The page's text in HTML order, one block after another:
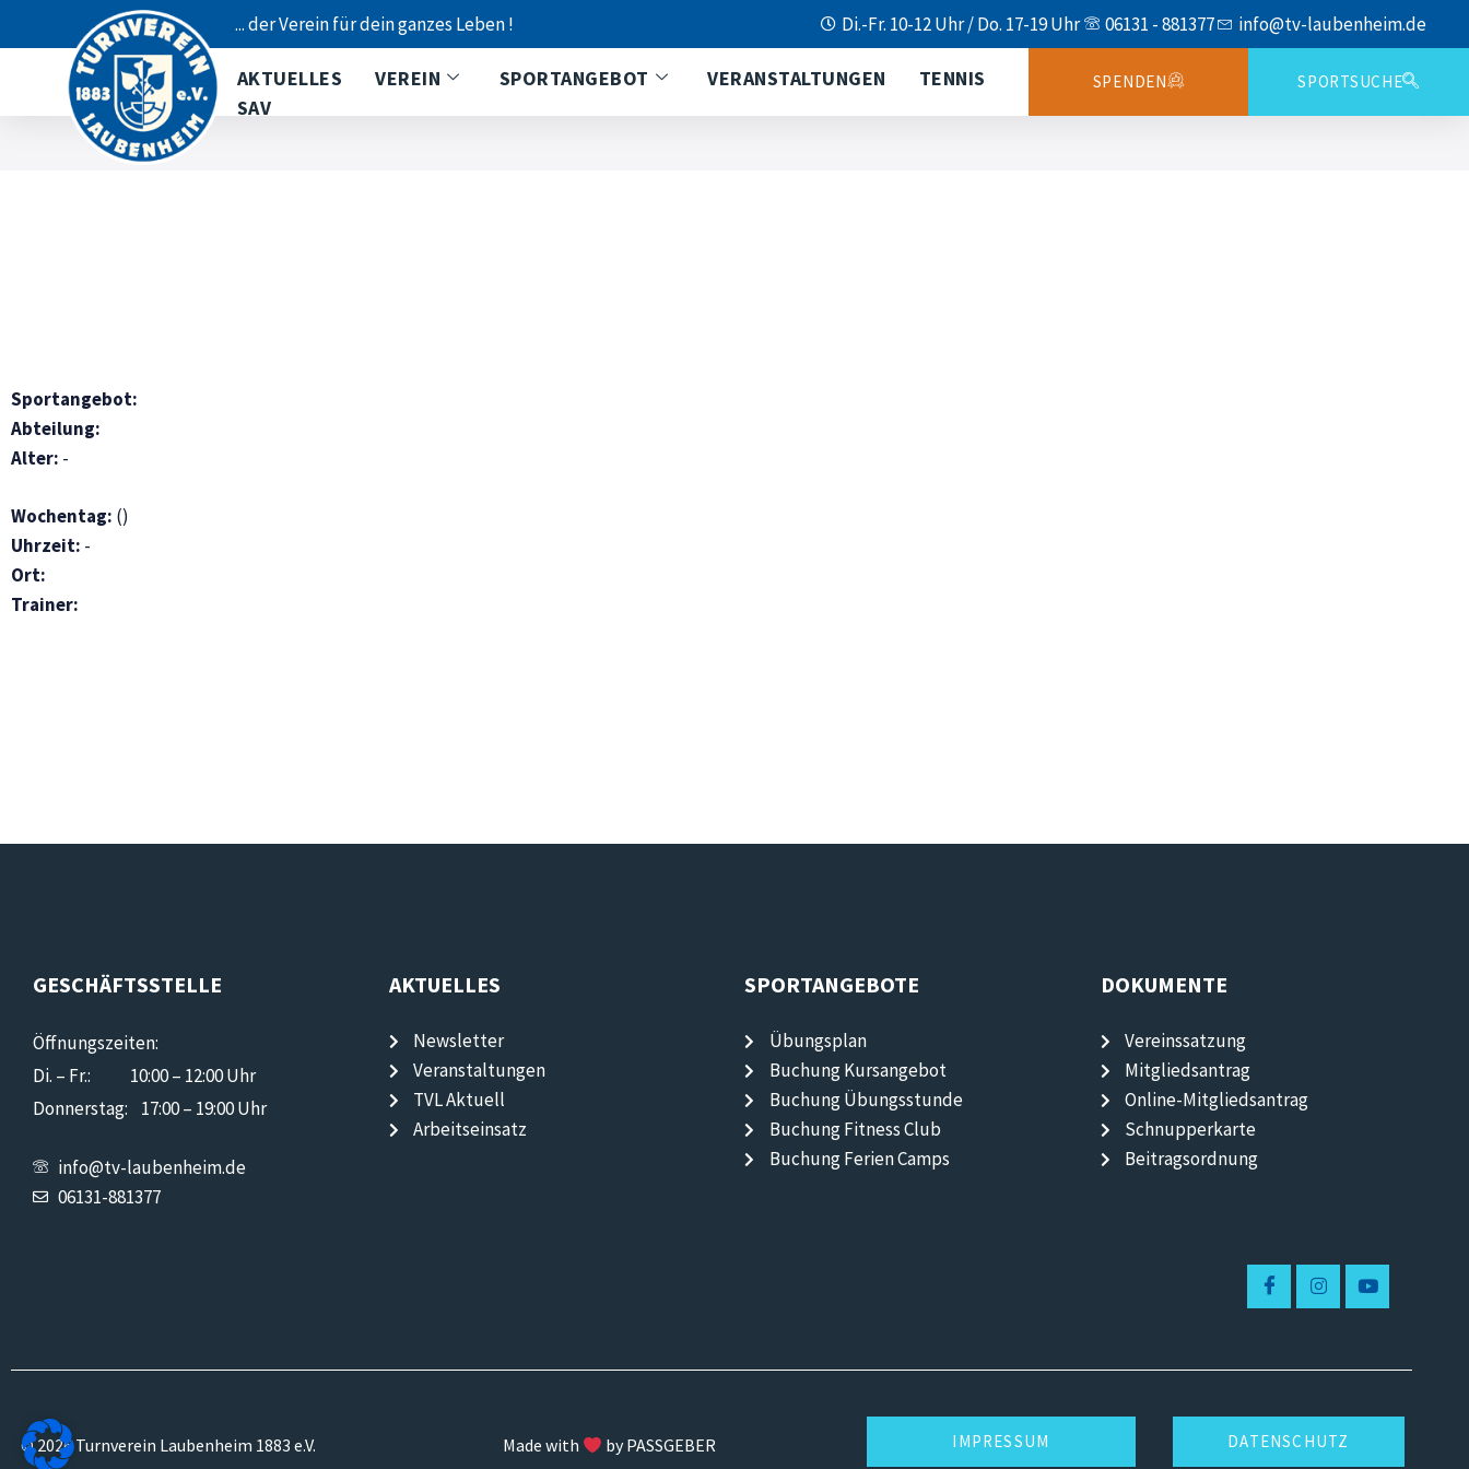
... der Verein für dein ganzes Leben ! Di.-Fr. 10-12 Uhr / Do. 17-19 Uhr 06131 - 881377 info@tv-laubenheim.de
AKTUELLES VEREIN SPORTANGEBOT VERANSTALTUNGEN
TENNIS
SAV
SPENDEN SPORTSUCHE
Sportangebot:
Abteilung:
Alter: -
Wochentag: ()
Uhrzeit: -
Ort:
Trainer:
GESCHÄFTSSTELLE
Öffnungszeiten:
Di. – Fr.: 10:00 – 12:00 Uhr
Donnerstag: 17:00 – 19:00 Uhr
info@tv-laubenheim.de
06131-881377
AKTUELLES
Newsletter
Veranstaltungen
TVL Aktuell
Arbeitseinsatz
SPORTANGEBOTE
Übungsplan
Buchung Kursangebot
Buchung Übungsstunde
Buchung Fitness Club
Buchung Ferien Camps
DOKUMENTE
Vereinssatzung
Mitgliedsantrag
Online-Mitgliedsantrag
Schnupperkarte
Beitragsordnung
© 2026 Turnverein Laubenheim 1883 e.V. Made with by PASSGEBER IMPRESSUM DATENSCHUTZ